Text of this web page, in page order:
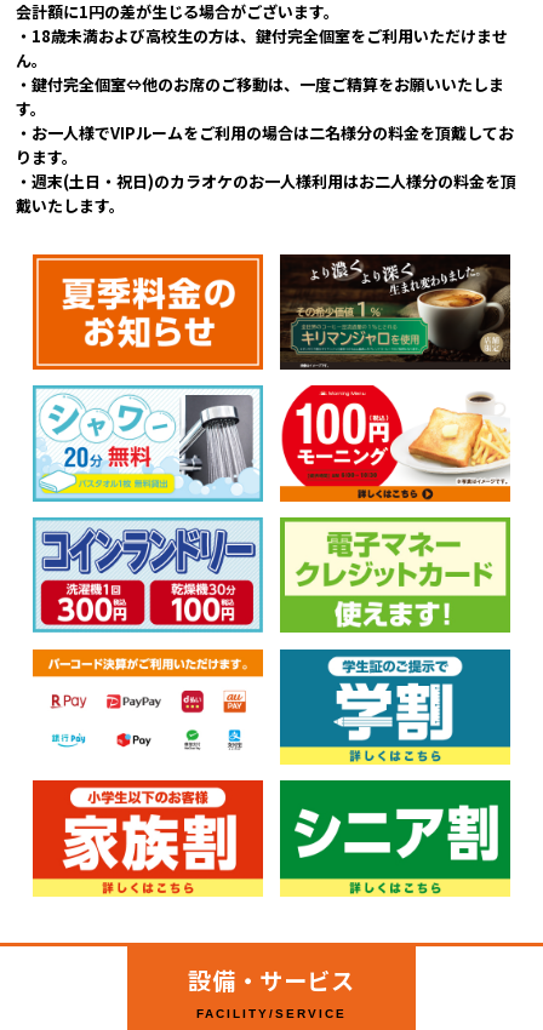
会計額に1円の差が生じる場合がございます。
・18歳未満および高校生の方は、鍵付完全個室をご利用いただけませ
ん。
・鍵付完全個室⇔他のお席のご移動は、一度ご精算をお願いいたしま
す。
・お一人様でVIPルームをご利用の場合は二名様分の料金を頂戴してお
ります。
・週末(土日・祝日)のカラオケのお一人様利用はお二人様分の料金を頂
戴いたします。
設備・サービス
FACILITY/SERVICE